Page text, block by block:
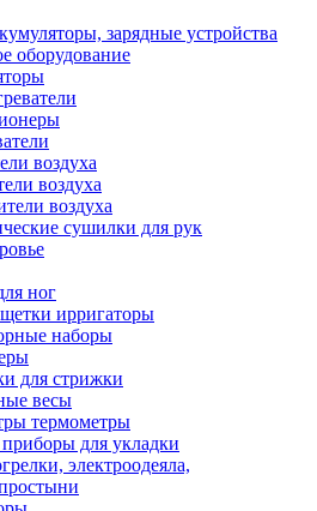
зарядные устройства
оборудование
воздуха
воздуха
воздуха
сушилки для рук
ног
ирригаторы
наборы
для стрижки
весы
термометры
для укладки
электроодеяла,